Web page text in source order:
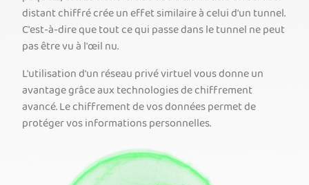
distant chiffré crée un effet similaire à celui d'un tunnel.
C'est-à-dire que tout ce qui passe dans le tunnel ne peut
pas être vu à l'œil nu.
L'utilisation d'un réseau privé virtuel vous donne un
avantage grâce aux technologies de chiffrement
avancé. Le chiffrement de vos données permet de
protéger vos informations personnelles.